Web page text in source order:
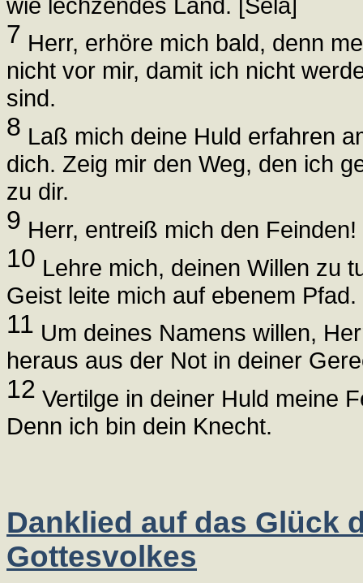
7 Herr, erhöre mich bald, denn
nicht vor mir, damit ich nicht
sind.
8 Laß mich deine Huld erfahren
dich. Zeig mir den Weg, den ich
zu dir.
9 Herr, entreiß mich den
10 Lehre mich, deinen Willen zu
Geist leite mich auf ebenem Pfad.
11 Um deines Namens willen,
heraus aus der Not in deiner
12 Vertilge in deiner Huld meine
Denn ich bin dein Knecht.
Danklied auf das Glück
Gottesvolkes